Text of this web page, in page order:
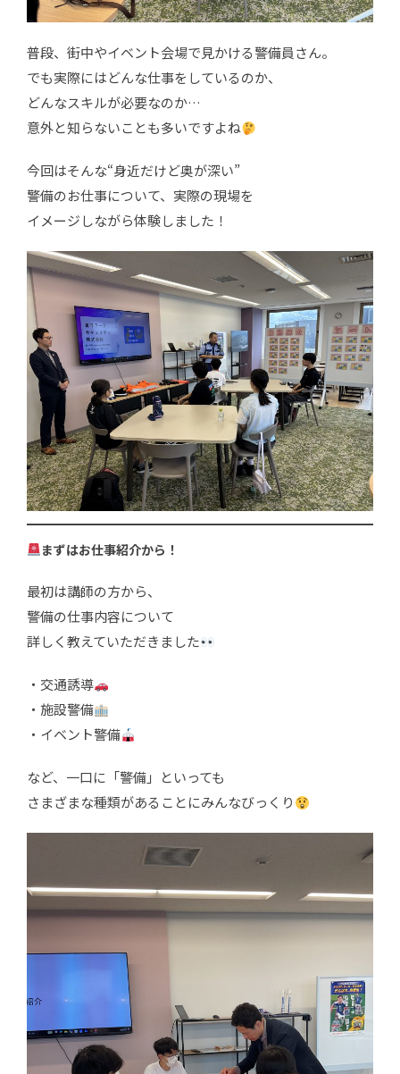
普段、街中やイベント会場で見かける警備員さん。
でも実際にはどんな仕事をしているのか、
どんなスキルが必要なのか…
意外と知らないことも多いですよね
今回はそんな“身近だけど奥が深い”
警備のお仕事について、実際の現場を
イメージしながら体験しました！
まずはお仕事紹介から！
最初は講師の方から、
警備の仕事内容について
詳しく教えていただきました
・交通誘導
・施設警備
・イベント警備
など、一口に「警備」といっても
さまざまな種類があることにみんなびっくり